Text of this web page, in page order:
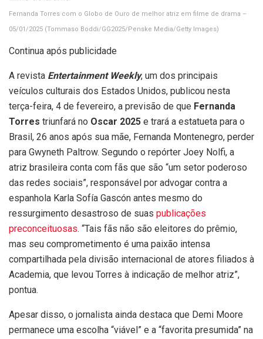
Fernanda Torres com o Globo de Ouro de melhor atriz em filme de drama –
05/01/2025 (Tommaso Boddi/GG2025/Penske Media/Getty Images)
Continua após publicidade
A revista Entertainment Weekly, um dos principais
veículos culturais dos Estados Unidos, publicou nesta
terça-feira, 4 de fevereiro, a previsão de que Fernanda
Torres triunfará no Oscar 2025 e trará a estatueta para o
Brasil, 26 anos após sua mãe, Fernanda Montenegro, perder
para Gwyneth Paltrow. Segundo o repórter Joey Nolfi, a
atriz brasileira conta com fãs que são “um setor poderoso
das redes sociais”, responsável por advogar contra a
espanhola Karla Sofía Gascón antes mesmo do
ressurgimento desastroso de suas publicações
preconceituosas. “Tais fãs não são eleitores do prêmio,
mas seu comprometimento é uma paixão intensa
compartilhada pela divisão internacional de atores filiados à
Academia, que levou Torres à indicação de melhor atriz”,
pontua.
Apesar disso, o jornalista ainda destaca que Demi Moore
permanece uma escolha “viável” e a “favorita presumida” na